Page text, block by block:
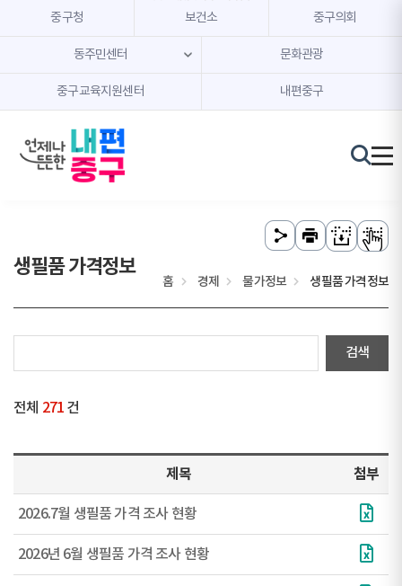
본문 내용 바로가기
주메뉴 바로가기
중구청 보건소 중구의회
동주민센터 문화관광
중구교육지원센터 내편중구
생필품 가격정보
홈 경제 물가정보 생필품 가격정보
전체 271 건
제목 첨부
2026.7월 생필품 가격 조사 현황
2026년 6월 생필품 가격 조사 현황